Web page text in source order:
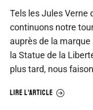
Tels les Jules Verne
continuons notre
auprès de la
la Statue de la
plus tard, nous
LIRE L'ARTICLE